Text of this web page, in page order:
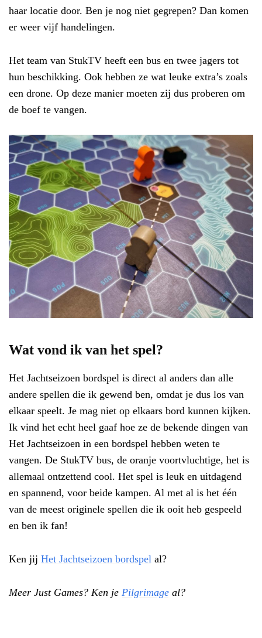
haar locatie door. Ben je nog niet gegrepen? Dan komen
er weer vijf handelingen.
Het team van StukTV heeft een bus en twee jagers tot
hun beschikking. Ook hebben ze wat leuke extra’s zoals
een drone. Op deze manier moeten zij dus proberen om
de boef te vangen.
Wat vond ik van het spel?
Het Jachtseizoen bordspel is direct al anders dan alle
andere spellen die ik gewend ben, omdat je dus los van
elkaar speelt. Je mag niet op elkaars bord kunnen kijken.
Ik vind het echt heel gaaf hoe ze de bekende dingen van
Het Jachtseizoen in een bordspel hebben weten te
vangen. De StukTV bus, de oranje voortvluchtige, het is
allemaal ontzettend cool. Het spel is leuk en uitdagend
en spannend, voor beide kampen. Al met al is het één
van de meest originele spellen die ik ooit heb gespeeld
en ben ik fan!
Ken jij Het Jachtseizoen bordspel al?
Meer Just Games? Ken je Pilgrimage al?